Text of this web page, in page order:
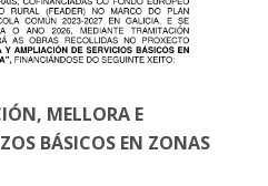
MELLORA E
BÁSICOS EN ZONAS